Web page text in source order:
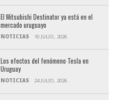
El Mitsubishi Destinator ya está en el
mercado uruguayo
NOTICIAS 10 JULIO, 2026
Los efectos del fenómeno Tesla en
Uruguay
NOTICIAS 24 JULIO, 2026